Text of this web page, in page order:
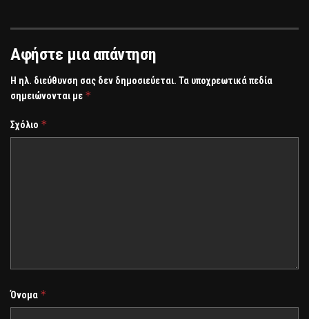
Αφήστε μια απάντηση
Η ηλ. διεύθυνση σας δεν δημοσιεύεται. Τα υποχρεωτικά πεδία
σημειώνονται με *
Σχόλιο *
Όνομα *